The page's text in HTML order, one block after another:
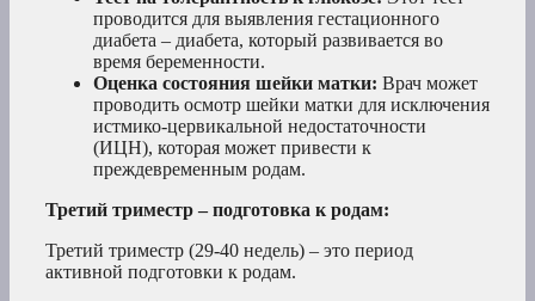
проводится для выявления гестационного
диабета – диабета, который развивается во
время беременности.
Оценка состояния шейки матки: Врач может
проводить осмотр шейки матки для исключения
истмико-цервикальной недостаточности
(ИЦН), которая может привести к
преждевременным родам.
Третий триместр – подготовка к родам:
Третий триместр (29-40 недель) – это период
активной подготовки к родам.